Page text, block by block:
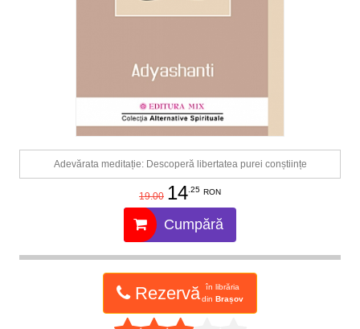
Adevărata meditație: Descoperă libertatea purei conștiințe
19.00 14.25 RON
Cumpără
Rezervă
în librăria
din Brașov